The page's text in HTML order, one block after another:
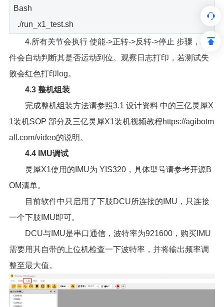
Bash
./run_x1_test.sh
4.所有关节会执行 使能->正转->反转->停止 步骤，软
件会自动判断其是否运动到位。观察日志打印，若测试失
败会红色打印log。
4.3 整机组装
完成整机组装方法请参照3.1 设计资料 中的三亿灵犀X
1装机SOP 部分及三亿灵犀X1装机视频教程https://agibotm
all.com/video的说明。
4.4 IMU调试
灵犀X1使用的IMU为 YIS320，具体型号请参考开源B
OM清单。
目前软件中只启用了下肢DCU所连接的IMU，只连接
一个下肢IMU即可。
DCU与IMU是串口通信，波特率为921600，购买IMU
需要用其自带的上位机检查一下波特率，并将输出频率调
整至最大值。